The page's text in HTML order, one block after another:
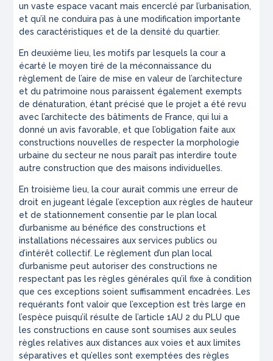
un vaste espace vacant mais encerclé par l’urbanisation,
et qu’il ne conduira pas à une modification importante
des caractéristiques et de la densité du quartier.
En deuxième lieu, les motifs par lesquels la cour a
écarté le moyen tiré de la méconnaissance du
règlement de l’aire de mise en valeur de l’architecture
et du patrimoine nous paraissent également exempts
de dénaturation, étant précisé que le projet a été revu
avec l’architecte des bâtiments de France, qui lui a
donné un avis favorable, et que l’obligation faite aux
constructions nouvelles de respecter la morphologie
urbaine du secteur ne nous paraît pas interdire toute
autre construction que des maisons individuelles.
En troisième lieu, la cour aurait commis une erreur de
droit en jugeant légale l’exception aux règles de hauteur
et de stationnement consentie par le plan local
d’urbanisme au bénéfice des constructions et
installations nécessaires aux services publics ou
d’intérêt collectif. Le règlement d’un plan local
d’urbanisme peut autoriser des constructions ne
respectant pas les règles générales qu’il fixe à condition
que ces exceptions soient suffisamment encadrées. Les
requérants font valoir que l’exception est très large en
l’espèce puisqu’il résulte de l’article 1AU 2 du PLU que
les constructions en cause sont soumises aux seules
règles relatives aux distances aux voies et aux limites
séparatives et qu’elles sont exemptées des règles